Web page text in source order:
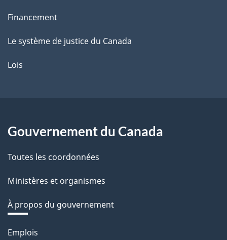
Financement
Le système de justice du Canada
Lois
Gouvernement du Canada
Toutes les coordonnées
Ministères et organismes
À propos du gouvernement
Thèmes
Emplois